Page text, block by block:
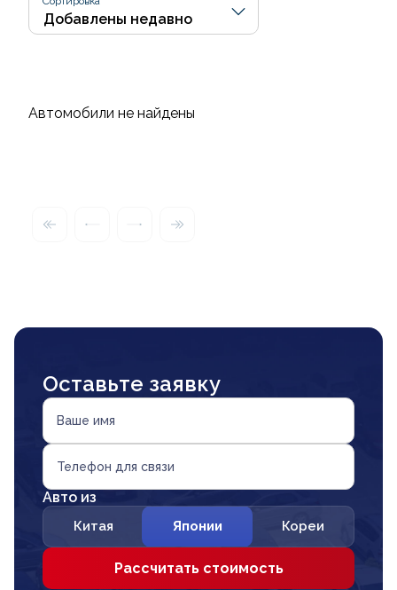
Автомобили не найдены
Оставьте заявку
Ваше имя
Телефон для связи
Авто из
Китая Японии Кореи
Рассчитать стоимость